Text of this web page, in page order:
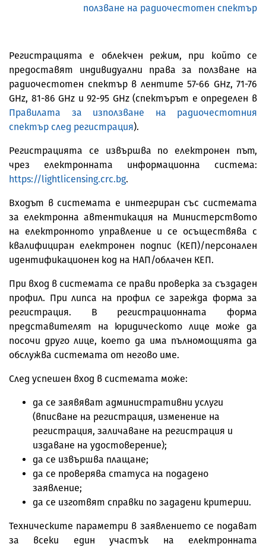
ползване на радиочестотен спектър
Регистрацията е облекчен режим, при който се
предоставят индивидуални права за ползване на
радиочестотен спектър в лентите 57-66 GHz, 71-76
GHz, 81-86 GHz и 92-95 GHz (спектърът е определен в
Правилата за използване на радиочестотния
спектър след регистрация).
Регистрацията се извършва по електронен път,
чрез електронната информационна система:
https://lightlicensing.crc.bg.
Входът в системата е интегриран със системата
за електронна автентикация на Министерството
на електронното управление и се осъществява с
квалифициран електронен подпис (КЕП)/персонален
идентификационен код на НАП/облачен КЕП.
При вход в системата се прави проверка за създаден
профил. При липса на профил се зарежда форма за
регистрация. В регистрационната форма
представителят на юридическото лице може да
посочи друго лице, което да има пълномощията да
обслужва системата от негово име.
След успешен вход в системата може:
да се заявяват административни услуги
(вписване на регистрация, изменение на
регистрация, заличаване на регистрация и
издаване на удостоверение);
да се извършва плащане;
да се проверява статуса на подадено
заявление;
да се изготвят справки по зададени критерии.
Техническите параметри в заявлението се подават
за всеки един участък на електронната